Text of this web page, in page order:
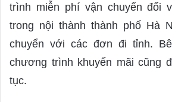
trình miễn phí vận chuyển đối
trong nội thành thành phố Hà
chuyển với các đơn đi tỉnh.
chương trình khuyến mãi cũng
tục.